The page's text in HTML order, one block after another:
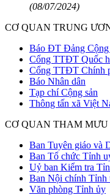
(08/07/2024)
CƠ QUAN TRUNG
Báo ĐT Đảng Cộng
Cổng TTĐT Quốc
Cổng TTĐT Chính
Báo Nhân dân
Tạp chí Cộng sản
Thông tấn xã Việt
CƠ QUAN THAM
Ban Tuyên giáo và
Ban Tổ chức Tỉnh
Uỷ ban Kiểm tra
Ban Nội chính Tỉnh
Văn phòng Tỉnh ủy